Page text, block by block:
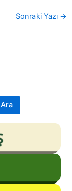
Sonraki Yazı →
Ara